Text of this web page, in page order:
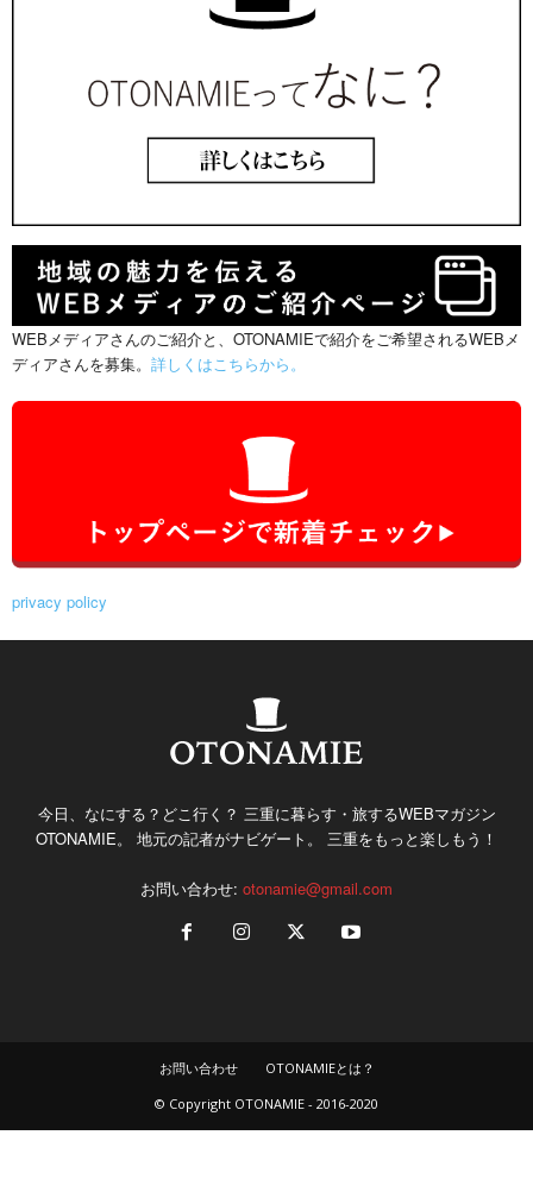
WEBメディアさんのご紹介と、OTONAMIEで紹介をご希望されるWEBメ
ディアさんを募集。 詳しくはこちらから。
privacy policy
今日、なにする？どこ行く？ 三重に暮らす・旅するWEBマガジン
OTONAMIE。 地元の記者がナビゲート。 三重をもっと楽しもう！
お問い合わせ: otonamie@gmail.com
お問い合わせ
OTONAMIEとは？
© Copyright OTONAMIE - 2016-2020